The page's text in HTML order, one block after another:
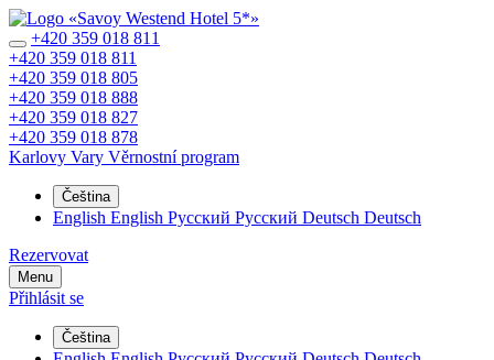
+420 359 018 811
+420 359 018 811
+420 359 018 805
+420 359 018 888
+420 359 018 827
+420 359 018 878
Karlovy Vary Věrnostní program
Čeština
English English Русский Русский Deutsch Deutsch
Rezervovat
Menu
Přihlásit se
Čeština